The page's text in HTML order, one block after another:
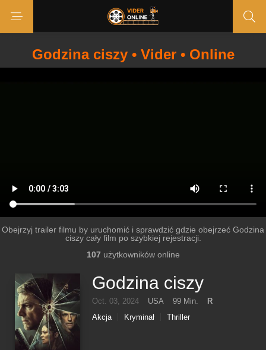
Godzina ciszy • Vider • Online
Obejrzyj trailer filmu by uruchomić i sprawdzić gdzie obejrzeć Godzina
ciszy cały film po szybkiej rejestracji.
107 użytkowników online
Godzina ciszy
Oct. 03, 2024 USA 99 Min.
R
Akcja
Kryminał Thriller